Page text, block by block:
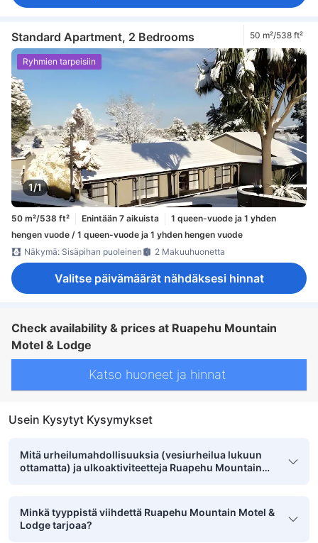
Standard Apartment, 2 Bedrooms 50 m²/538 ft²
1/1
Ryhmien tarpeisiin
50 m²/538 ft² Enintään 7 aikuista
1 queen-vuode ja 1 yhden
hengen vuode / 1 queen-vuode ja 1 yhden hengen vuode
Näkymä: Sisäpihan puoleinen
2 Makuuhuonetta
Valitse päivämäärät nähdäksesi hinnat
Check availability & prices at Ruapehu Mountain
Motel & Lodge
Katso huoneet ja hinnat
Usein Kysytyt Kysymykset
Mitä urheilumahdollisuuksia (vesiurheilua lukuun
ottamatta) ja ulkoaktiviteetteja Ruapehu Mountain
Minkä tyyppistä viihdettä Ruapehu Mountain Motel &
Lodge tarjoaa?